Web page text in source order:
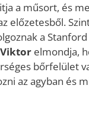
a műsort, és
előzetesből.
a
elmondja,
bőrfelület
az agyban és